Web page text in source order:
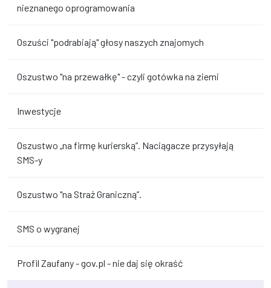
nieznanego oprogramowania
Oszuści "podrabiają" głosy naszych znajomych
Oszustwo "na przewałkę" - czyli gotówka na ziemi
Inwestycje
Oszustwo „na firmę kurierską”. Naciągacze przysyłają
SMS-y
Oszustwo "na Straż Graniczną”.
SMS o wygranej
Profil Zaufany - gov.pl - nie daj się okraść